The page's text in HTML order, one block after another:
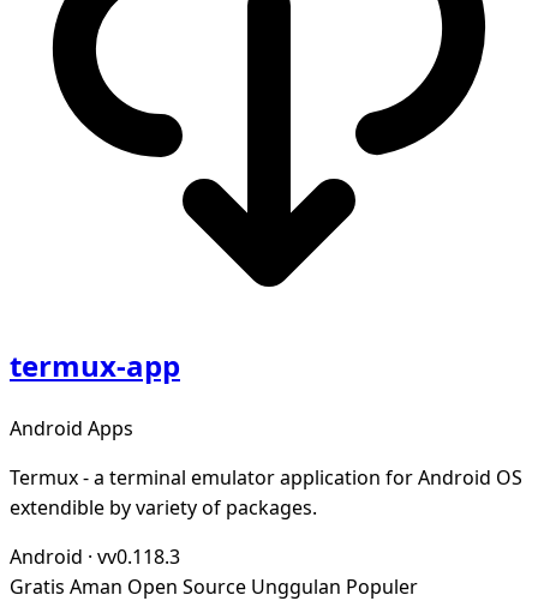
termux-app
Android Apps
Termux - a terminal emulator application for Android OS
extendible by variety of packages.
Android · vv0.118.3
Gratis Aman Open Source Unggulan Populer